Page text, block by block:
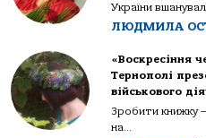
України
ЛЮДМИЛА
«Воскресіння
Тернополі
військового
Зробити книжку
на...